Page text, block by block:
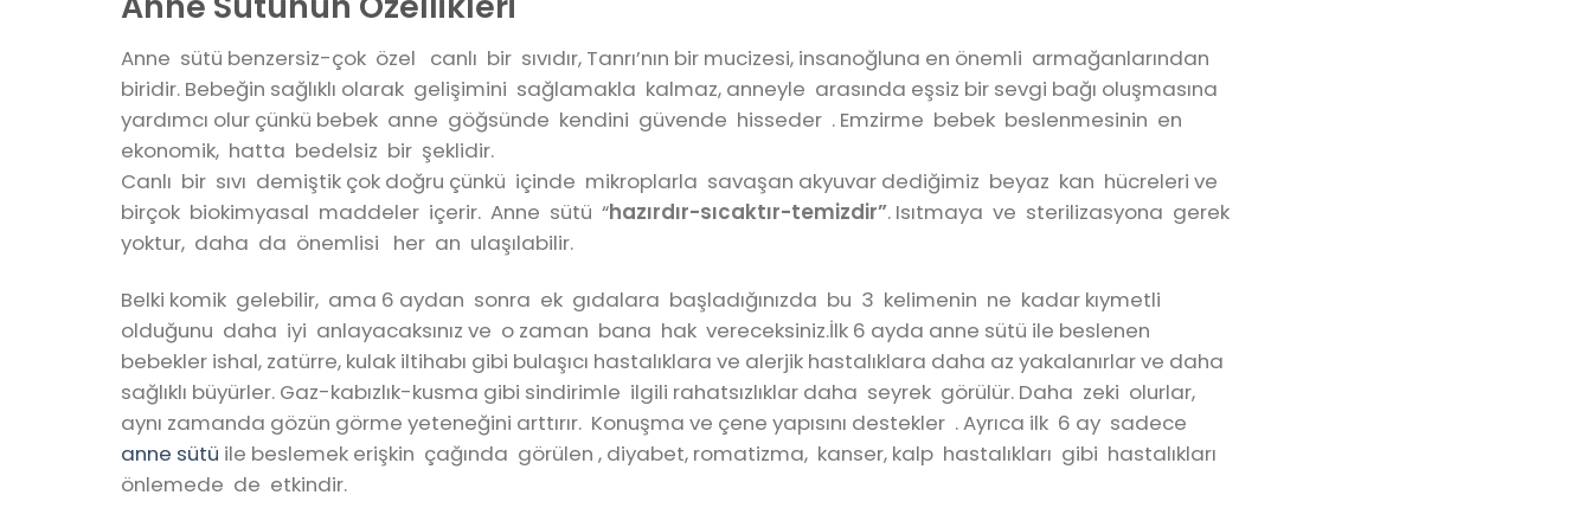
Anne sütü benzersiz-çok özel canlı bir sıvıdır, Tanrı’nın bir mucizesi, insanoğluna en önemli armağanlarından
biridir. Bebeğin sağlıklı olarak gelişimini sağlamakla kalmaz, anneyle arasında eşsiz bir sevgi bağı oluşmasına
yardımcı olur çünkü bebek anne göğsünde kendini güvende hisseder . Emzirme bebek beslenmesinin en
ekonomik, hatta bedelsiz bir şeklidir.
Canlı bir sıvı demiştik çok doğru çünkü içinde mikroplarla savaşan akyuvar dediğimiz beyaz kan hücreleri ve
birçok biokimyasal maddeler içerir. Anne sütü “hazırdır-sıcaktır-temizdir”. Isıtmaya ve sterilizasyona gerek
yoktur, daha da önemlisi her an ulaşılabilir.
Belki komik gelebilir, ama 6 aydan sonra ek gıdalara başladığınızda bu 3 kelimenin ne kadar kıymetli
olduğunu daha iyi anlayacaksınız ve o zaman bana hak vereceksiniz.İlk 6 ayda anne sütü ile beslenen
bebekler ishal, zatürre, kulak iltihabı gibi bulaşıcı hastalıklara ve alerjik hastalıklara daha az yakalanırlar ve daha
sağlıklı büyürler. Gaz-kabızlık-kusma gibi sindirimle ilgili rahatsızlıklar daha seyrek görülür. Daha zeki olurlar,
aynı zamanda gözün görme yeteneğini arttırır. Konuşma ve çene yapısını destekler . Ayrıca ilk 6 ay sadece
anne sütü ile beslemek erişkin çağında görülen , diyabet, romatizma, kanser, kalp hastalıkları gibi hastalıkları
önlemede de etkindir.